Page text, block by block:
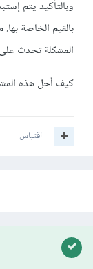
بالقيم الخاصة
المشكلة تحدث
كيف أحل هذه
اقتباس